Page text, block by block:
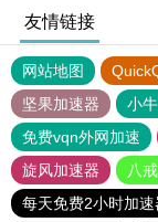
友情链接
网站地图
坚果加速器
小
免费vqn外网加速
旋风加速器
八
每天免费2小时加速